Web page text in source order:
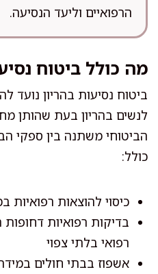
הרפואיים וליעד הנסיעה.
מה כולל ביטוח
ביטוח נסיעות בהריון נועד
לנשים בהריון בעת שהותן
הביטוחי משתנה בין ספקי
כולל:
כיסוי להוצאות רפואיות
בדיקות רפואיות
רפואי בלתי צפוי
אשפוז בבתי חולים